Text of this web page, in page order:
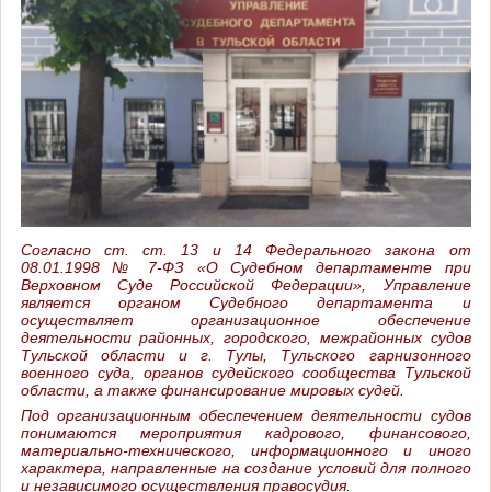
Согласно ст. ст. 13 и 14 Федерального закона от
08.01.1998 № 7-ФЗ «О Судебном департаменте при
Верховном Суде Российской Федерации», Управление
является органом Судебного департамента и
осуществляет организационное обеспечение
деятельности районных, городского, межрайонных судов
Тульской области и г. Тулы, Тульского гарнизонного
военного суда, органов судейского сообщества Тульской
области, а также финансирование мировых судей.
Под организационным обеспечением деятельности судов
понимаются мероприятия кадрового, финансового,
материально-технического, информационного и иного
характера, направленные на создание условий для полного
и независимого осуществления правосудия.